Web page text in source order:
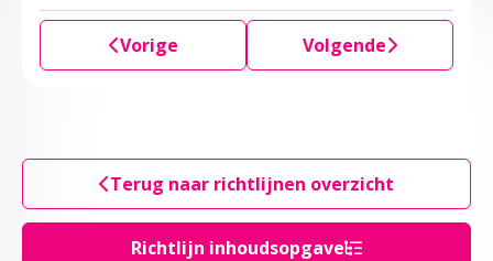
Richtlijn inhoudsopgave
Vorige Volgende
Terug naar richtlijnen overzicht